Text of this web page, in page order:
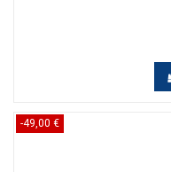
-49,00 €